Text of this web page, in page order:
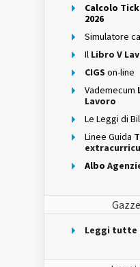
Calcolo
2026
Simulatore
Il Libro V
CIGS on-line
Vademecum
Lavoro
Le Leggi di
Linee Guida
Albo
Leggi tutte